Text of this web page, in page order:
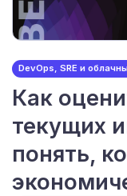
DevOps, SRE и
Как
текущих
понять,